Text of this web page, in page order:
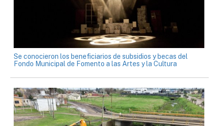
Se conocieron los beneficiarios de subsidios y becas del
Fondo Municipal de Fomento a las Artes y la Cultura